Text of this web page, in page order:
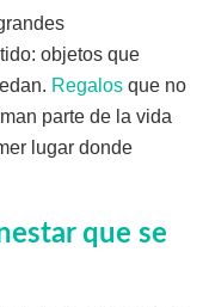
objetos que
Regalos que no
parte de la vida
lugar donde
que se